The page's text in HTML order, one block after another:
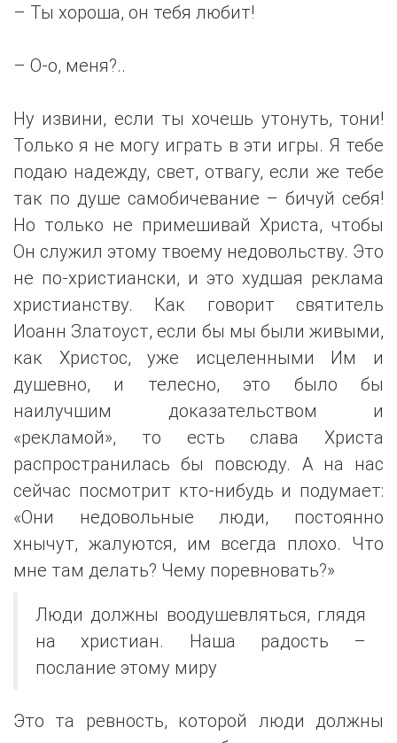
– Ты хороша, он тебя любит!
– О-о, меня?..
Ну извини, если ты хочешь утонуть, тони!
Только я не могу играть в эти игры. Я тебе
подаю надежду, свет, отвагу, если же тебе
так по душе самобичевание – бичуй себя!
Но только не примешивай Христа, чтобы
Он служил этому твоему недовольству. Это
не по-христиански, и это худшая реклама
христианству. Как говорит святитель
Иоанн Златоуст, если бы мы были живыми,
как Христос, уже исцеленными Им и
душевно, и телесно, это было бы
наилучшим доказательством и
«рекламой», то есть слава Христа
распространилась бы повсюду. А на нас
сейчас посмотрит кто-нибудь и подумает:
«Они недовольные люди, постоянно
хнычут, жалуются, им всегда плохо. Что
мне там делать? Чему поревновать?»
Люди должны воодушевляться, глядя
на христиан. Наша радость –
послание этому миру
Это та ревность, которой люди должны